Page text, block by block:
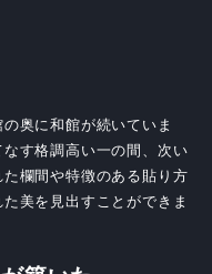
奥に和館が続いていま
す格調高い一の間、次い
欄間や特徴のある貼り方
美を見出すことができま